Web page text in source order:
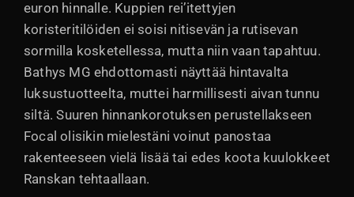
euron hinnalle. Kuppien rei’itettyjen
koristeritilöiden ei soisi nitisevän ja rutisevan
sormilla kosketellessa, mutta niin vaan tapahtuu.
Bathys MG ehdottomasti näyttää hintavalta
luksustuotteelta, muttei harmillisesti aivan tunnu
siltä. Suuren hinnankorotuksen perustellakseen
Focal olisikin mielestäni voinut panostaa
rakenteeseen vielä lisää tai edes koota kuulokkeet
Ranskan tehtaallaan.